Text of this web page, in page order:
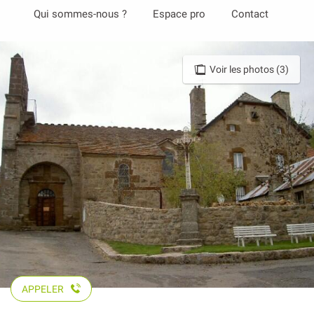
principal
Qui sommes-nous ? Espace pro Contact
Voir les photos (3)
APPELER